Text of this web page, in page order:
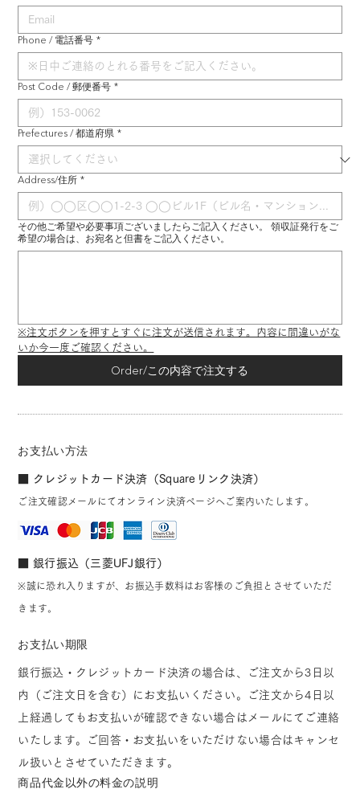
Phone / 電話番号 *
Post Code / 郵便番号 *
Prefectures / 都道府県 *
Address/住所 *
その他ご希望や必要事項ございましたらご記入ください。 領収証発行をご
希望の場合は、お宛名と但書をご記入ください。
※注文ボタンを押すとすぐに注文が送信されます。内容に間違いがな
いか今一度ご確認ください。
Order/この内容で注文する
お支払い方法
■ クレジットカード決済（Squareリンク決済）
ご注文確認メールにてオンライン決済ページへご案内いたします。
■ 銀行振込（三菱UFJ銀行）
※誠に恐れ入りますが、お振込手数料はお客様のご負担とさせていただ
きます。
お支払い期限
銀行振込・クレジットカード決済の場合は、ご注文から3日以
内（ご注文日を含む）にお支払いください。ご注文から4日以
上経過してもお支払いが確認できない場合はメールにてご連絡
いたします。ご回答・お支払いをいただけない場合はキャンセ
ル扱いとさせていただきます。
商品代金以外の料金の説明